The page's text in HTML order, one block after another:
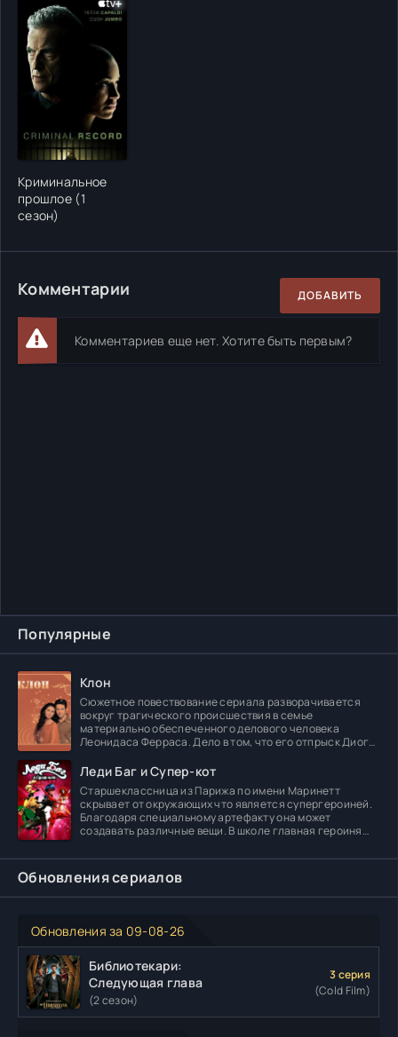
Популярные
Клон
Сюжетное повествование сериала разворачивается
вокруг трагического происшествия в семье
материально обеспеченного делового человека
Леонидаса Ферраса. Дело в том, что его отпрыск Диога
Леди Баг и Супер-кот
Старшеклассница из Парижа по имени Маринетт
скрывает от окружающих что является супергероиней.
Благодаря специальному артефакту она может
создавать различные вещи. В школе главная героиня
Обновления сериалов
Обновления за 09-08-26
Библиотекари:
Следующая глава
(2 сезон)
3 серия
(Cold Film)
Криминальное
прошлое (1
сезон)
Комментарии ДОБАВИТЬ
Комментариев еще нет. Хотите быть первым?